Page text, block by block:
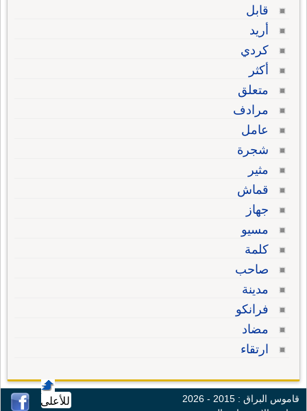
قابل
أريد
كردي
أكثر
متعلق
مرادف
عامل
شجرة
مثير
قماش
جهاز
مسيو
كلمة
صاحب
مدينة
فرانكو
مضاد
ارتقاء
للأعلى
قاموس البراق : 2015 - 2026